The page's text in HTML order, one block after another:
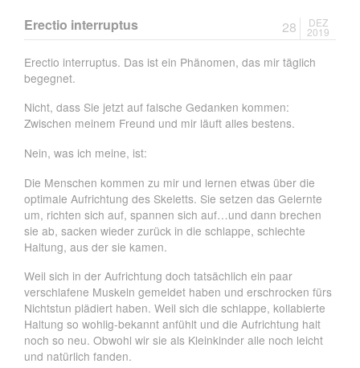
Erectio interruptus 28 DEZ
2019
Erectio interruptus. Das ist ein Phänomen, das mir täglich
begegnet.
Nicht, dass Sie jetzt auf falsche Gedanken kommen:
Zwischen meinem Freund und mir läuft alles bestens.
Nein, was ich meine, ist:
Die Menschen kommen zu mir und lernen etwas über die
optimale Aufrichtung des Skeletts. Sie setzen das Gelernte
um, richten sich auf, spannen sich auf…und dann brechen
sie ab, sacken wieder zurück in die schlappe, schlechte
Haltung, aus der sie kamen.
Weil sich in der Aufrichtung doch tatsächlich ein paar
verschlafene Muskeln gemeldet haben und erschrocken fürs
Nichtstun plädiert haben. Weil sich die schlappe, kollabierte
Haltung so wohlig-bekannt anfühlt und die Aufrichtung halt
noch so neu. Obwohl wir sie als Kleinkinder alle noch leicht
und natürlich fanden.